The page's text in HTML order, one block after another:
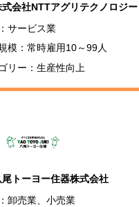
式会社NTTアグリテクノロジー
サービス業
模：常時雇用10～99人
リー：生産性向上
尾トーヨー住器株式会社
卸売業、小売業